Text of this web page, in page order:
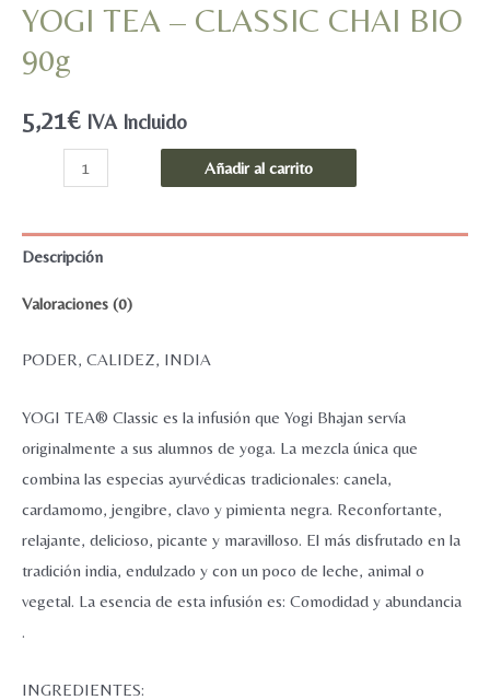
YOGI TEA – CLASSIC CHAI BIO
90g
5,21€ IVA Incluido
CLASSIC
BIO
Añadir al carrito
Descripción
Valoraciones (0)
PODER, CALIDEZ, INDIA
YOGI TEA® Classic es la infusión que Yogi Bhajan servía
originalmente a sus alumnos de yoga. La mezcla única que
combina las especias ayurvédicas tradicionales: canela,
cardamomo, jengibre, clavo y pimienta negra. Reconfortante,
relajante, delicioso, picante y maravilloso. El más disfrutado en la
tradición india, endulzado y con un poco de leche, animal o
vegetal. La esencia de esta infusión es: Comodidad y abundancia
.
INGREDIENTES: